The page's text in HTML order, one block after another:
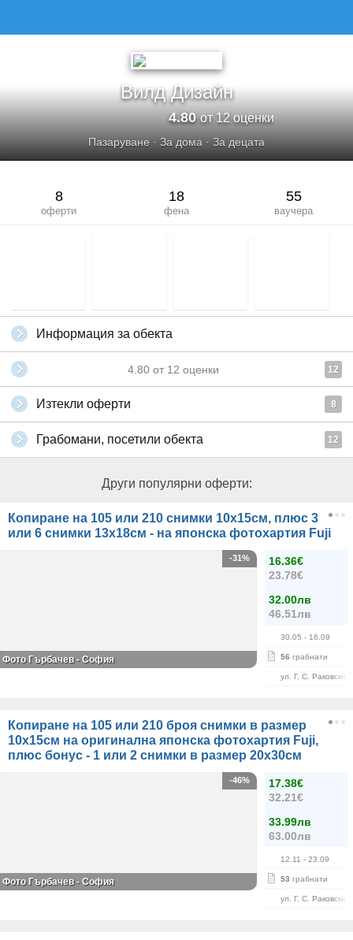
Вилд Дизайн
4.80от 12 оценки
Пазаруване · За дома · За децата
8
оферти
18
фена
55
ваучера
Информация за обекта
4.80 от 12 оценки 12
Изтекли оферти 8
Грабомани, посетили обекта 12
Други популярни оферти:
Копиране на 105 или 210 снимки 10х15см, плюс 3
или 6 снимки 13х18см - на японска фотохартия Fuji
16.36€
23.78€
32.00лв
46.51лв
30.05 - 16.09
56 грабнати
ул. Г. С. Раковски
-31%
Фото Гърбачев - София
Копиране на 105 или 210 броя снимки в размер
10х15см на оригинална японска фотохартия Fuji,
плюс бонус - 1 или 2 снимки в размер 20х30см
17.38€
32.21€
33.99лв
63.00лв
12.11 - 23.09
53 грабнати
ул. Г. С. Раковски
-46%
Фото Гърбачев - София